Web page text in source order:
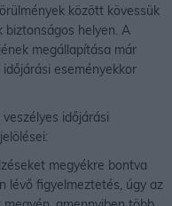
között kövessük
biztonságos helyen. A
megállapítása már
eseményekkor
időjárási
megyékre bontva
lévő figyelmeztetés, úgy az